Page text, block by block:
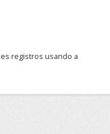
registros usando a